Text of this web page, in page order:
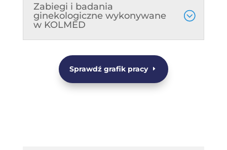
Zabiegi i badania
ginekologiczne wykonywane
w KOLMED
Sprawdź grafik pracy